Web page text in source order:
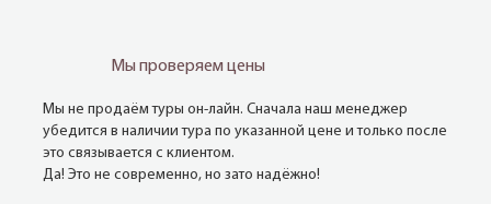
Мы проверяем цены
Мы не продаём туры он-лайн. Сначала наш менеджер
убедится в наличии тура по указанной цене и только после
это связывается с клиентом.
Да! Это не современно, но зато надёжно!